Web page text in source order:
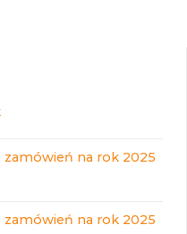
na rok 2025
na rok 2025